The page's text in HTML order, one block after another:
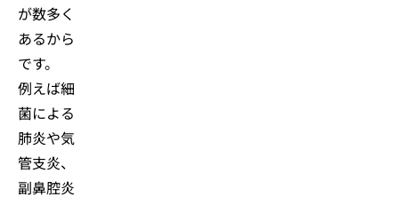
が数多く
あるから
です。
例えば細
菌による
肺炎や気
管支炎、
副鼻腔炎